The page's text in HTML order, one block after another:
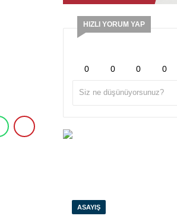
HIZLI YORUM YAP
0 0 0 0
ASAYIŞ